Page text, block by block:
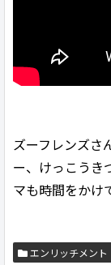
ズーフレンズさ
ー、けっこうき
マも時間をかけ
エンリッチメント